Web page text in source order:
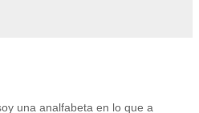
una analfabeta en lo que a